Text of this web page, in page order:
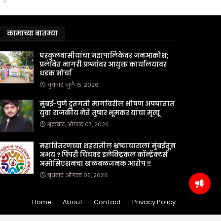
कामाच्या बातम्या
घरकुलवासीयांचा महापालिकेवर जनआक्रोश;
प्रलंबित नागरी प्रश्नांवर आयुक्त कार्यालयावर
धडक मोर्चा
बुधवार, जुलै १५, २०२६
मुंबई-पुणे द्रुतगती मार्गावरील भीषण अपघातात
युवा राजकीय नेते तुषार भूमकर यांचा मृत्यू
शुक्रवार, ऑगस्ट ०७, २०२६
महावितरणच्या शहरातील भ्रष्टाचाराला मुंबईतून
अभय ? पिंपरी चिंचवड इलेक्ट्रिकल कॉन्ट्रॅक्टर्स
असोसिएशनचा खळबळजनक आरोप !!
बुधवार, ऑगस्ट ०५, २०२६
Home About Contact Privacy Policy